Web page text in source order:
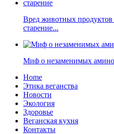
Вред животных
старение...
Миф о незаменимых
Home
Этика веганства
Новости
Экология
Здоровье
Веганская кухня
Контакты